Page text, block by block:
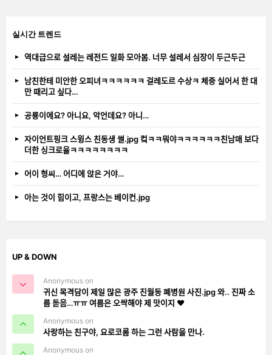
실시간 트렌드
역대급으로 설레는 레전드 일화 모아봄. 너무 설레서 심장이 두근두근
남친한테 미안한 오피녀ㅋㅋㅋㅋㅋㅋ 걸레도르 수상ㅋ 체중 실어서 한 대
만 때리고 싶다…
공룡이에요? 아니요, 악언데요? 아니…
자이언트핑크 스윙스 친동생 썰.jpg 컼ㅋㅋ뭐야ㅋㅋㅋㅋㅋㅋ친남매 보다
더한 싱크로율ㅋㅋㅋㅋㅋㅋㅋㅋ
어이 형씨… 어디에 앉은 거야…
아는 것이 힘이고, 프랑스는 베이컨.jpg
UP & DOWN
Anonymous on
귀신 목격담이 제일 많은 광주 진월동 폐병원 사진.jpg 와.. 진짜 소
름 돋음…ㅠㅠ 여름은 오싹해야 제 맛이지 ❤️
Anonymous on
사랑하는 친구야, 요로코롬 하는 그런 사람을 만나.
Anonymous on